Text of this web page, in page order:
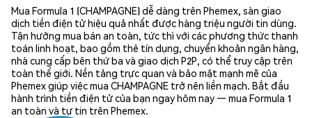
Mua Formula 1 (CHAMPAGNE) dễ dàng trên Phemex, sàn giao
dịch tiền điện tử hiệu quả nhất được hàng triệu người tin dùng.
Tận hưởng mua bán an toàn, tức thì với các phương thức thanh
toán linh hoạt, bao gồm thẻ tín dụng, chuyển khoản ngân hàng,
nhà cung cấp bên thứ ba và giao dịch P2P, có thể truy cập trên
toàn thế giới. Nền tảng trực quan và bảo mật mạnh mẽ của
Phemex giúp việc mua CHAMPAGNE trở nên liền mạch. Bắt đầu
hành trình tiền điện tử của bạn ngay hôm nay — mua Formula 1
an toàn và tự tin trên Phemex.